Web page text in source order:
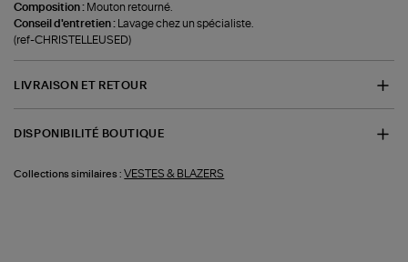
Composition : Mouton retourné.
Conseil d'entretien :
Lavage chez un spécialiste.
(ref-CHRISTELLEUSED)
LIVRAISON ET RETOUR
DISPONIBILITÉ BOUTIQUE
Collections similaires : VESTES & BLAZERS